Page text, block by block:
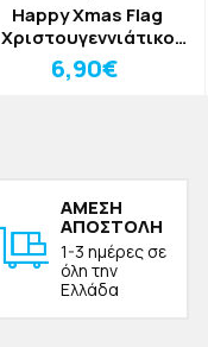
Happy Xmas Flag
Χριστουγεννιάτικο
Διακοσμητικό
Μπανεράκι Έλατο
6,90€
ΑΜΕΣΗ
ΑΠΟΣΤΟΛΗ
1-3 ημέρες σε
όλη την
Ελλάδα